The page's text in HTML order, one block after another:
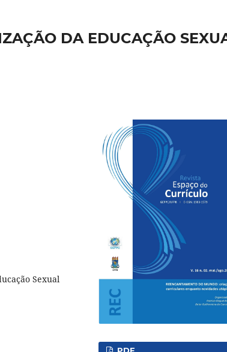
DA EDUCAÇÃO
Sexual
PDF